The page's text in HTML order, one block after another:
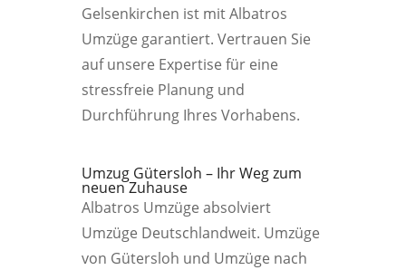
Gelsenkirchen ist mit Albatros
Umzüge garantiert. Vertrauen Sie
auf unsere Expertise für eine
stressfreie Planung und
Durchführung Ihres Vorhabens.
Umzug Gütersloh – Ihr Weg zum
neuen Zuhause
Albatros Umzüge absolviert
Umzüge Deutschlandweit. Umzüge
von Gütersloh und Umzüge nach